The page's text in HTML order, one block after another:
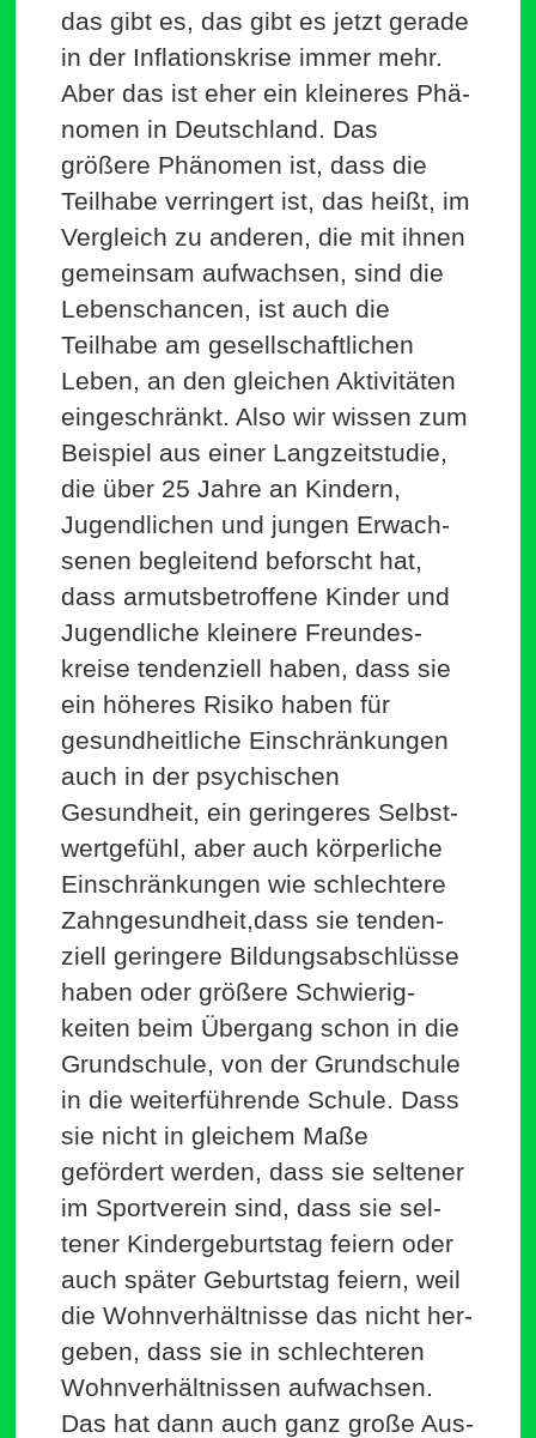
das gibt es, das gibt es jetzt gerade
in der Infla­ti­ons­krise immer mehr.
Aber das ist eher ein klei­neres Phä­
nomen in Deutschland. Das
größere Phä­nomen ist, dass die
Teilhabe ver­ringert ist, das heißt, im
Ver­gleich zu anderen, die mit ihnen
gemeinsam auf­wachsen, sind die
Lebens­chancen, ist auch die
Teilhabe am gesell­schaft­lichen
Leben, an den gleichen Akti­vi­täten
ein­ge­schränkt. Also wir wissen zum
Bei­spiel aus einer Lang­zeit­studie,
die über 25 Jahre an Kindern,
Jugend­lichen und jungen Erwach­
senen begleitend beforscht hat,
dass armuts­be­troffene Kinder und
Jugend­liche kleinere Freun­des­
kreise ten­den­ziell haben, dass sie
ein höheres Risiko haben für
gesund­heit­liche Ein­schrän­kungen
auch in der psy­chi­schen
Gesundheit, ein gerin­geres Selbst­
wert­gefühl, aber auch kör­per­liche
Ein­schrän­kungen wie schlechtere
Zahngesundheit,dass sie ten­den­
ziell geringere Bil­dungs­ab­schlüsse
haben oder größere Schwie­rig­
keiten beim Übergang schon in die
Grund­schule, von der Grund­schule
in die wei­ter­füh­rende Schule. Dass
sie nicht in gleichem Maße
gefördert werden, dass sie sel­tener
im Sport­verein sind, dass sie sel­
tener Kin­der­ge­burtstag feiern oder
auch später Geburtstag feiern, weil
die Wohn­ver­hält­nisse das nicht her­
geben, dass sie in schlech­teren
Wohn­ver­hält­nissen auf­wachsen.
Das hat dann auch ganz große Aus­